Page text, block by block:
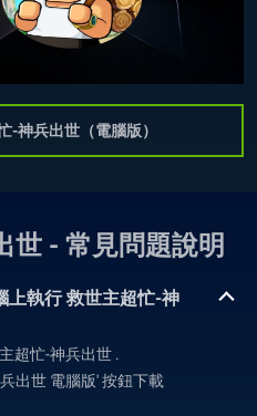
-神兵出世（電腦版）
世 - 常見問題說明
上執行 救世主超忙-神
超忙-神兵出世 .
出世 電腦版' 按鈕下載